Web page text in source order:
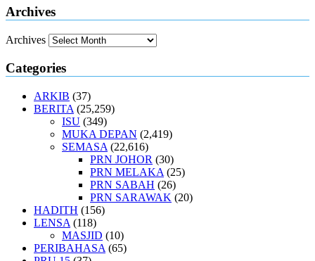
Archives
Archives
Categories
ARKIB (37)
BERITA (25,259)
ISU (349)
MUKA DEPAN (2,419)
SEMASA (22,616)
PRN JOHOR (30)
PRN MELAKA (25)
PRN SABAH (26)
PRN SARAWAK (20)
HADITH (156)
LENSA (118)
MASJID (10)
PERIBAHASA (65)